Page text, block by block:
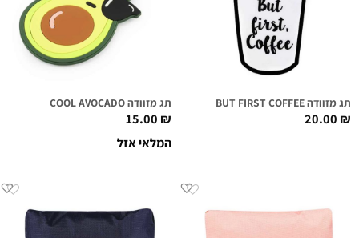
תג מזוודה BUT FIRST COFFEE
20.00₪
תג מזוודה COOL AVOCADO
15.00₪
המלאי אזל